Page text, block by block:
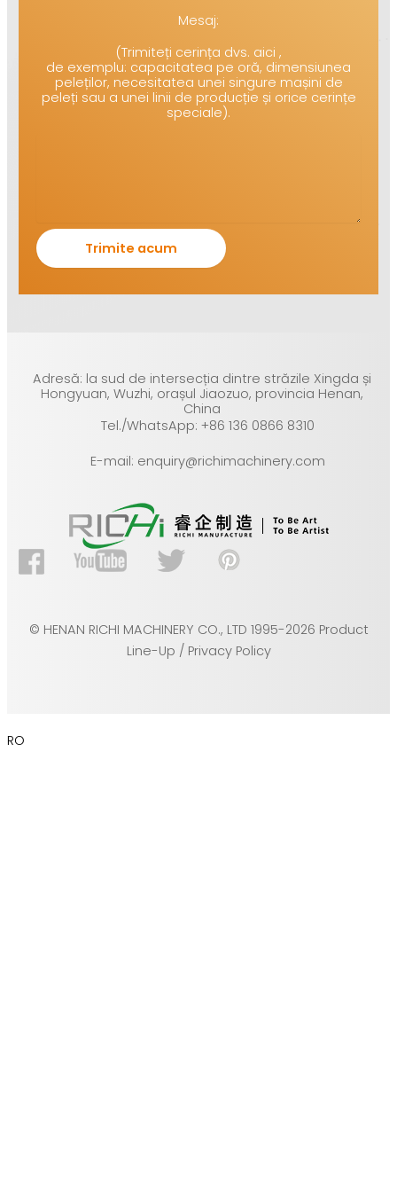
Mesaj:
(Trimiteți cerința dvs. aici ,
de exemplu: capacitatea pe oră, dimensiunea
peleților, necesitatea unei singure mașini de
peleți sau a unei linii de producție și orice cerințe
speciale).
Adresă: la sud de intersecția dintre străzile Xingda și
Hongyuan, Wuzhi, orașul Jiaozuo, provincia Henan,
China
Tel./WhatsApp: +86 136 0866 8310
E-mail: enquiry@richimachinery.com
© HENAN RICHI MACHINERY CO., LTD 1995-2026 Product
Line-Up / Privacy Policy
RO